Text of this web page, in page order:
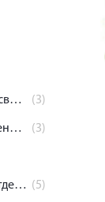
Вывих и растяжение связочного аппарата сустава (3)
Дисменорея (болезненные менструации) (3)
Инфекции верхних отделов дыхательных путей (5)